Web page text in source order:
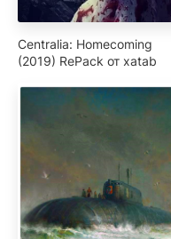
Centralia: Homecoming
(2019) RePack от xatab